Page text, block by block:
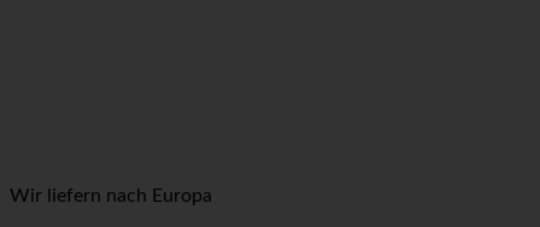
Wir liefern nach Europa